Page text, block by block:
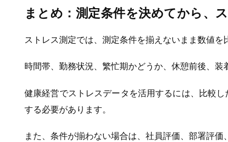
まとめ：測定条件を決めてから、
ストレス測定では、測定条件を揃えないまま数値
時間帯、勤務状況、繁忙期かどうか、休憩前後、
健康経営でストレスデータを活用するには、比較
する必要があります。
また、条件が揃わない場合は、社員評価、部署評